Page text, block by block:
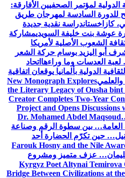
لمؤتمر الصحفيين الأفارقة:
للدورة السادسة لمهرجان طريق
كازاخستاندراسة نقدية جديدة
عوشة بنت خليفة السويديمشاركة
الشعوب الأصلية لأمريكا
أبو اليزيد بوسام حركة الشعر
العدسات وما وراءها اتحاد
الدولية بألمانيا يوقعان اتفاقية
والعلميNew Monograph Explores
the Literary Legacy of Ousha
Creator Completes Two-Year
Project and Opens Discussions
Dr. Mohamed Abdel
العامة… بين سطوة الرقم وصناعة
حين تكرّم الحضارة أحد
Farouk Hosny and the Nile
عزف متميز ومشروع
Kyrgyz Poet Altynai Temirova
Bridge Between Civilizations at